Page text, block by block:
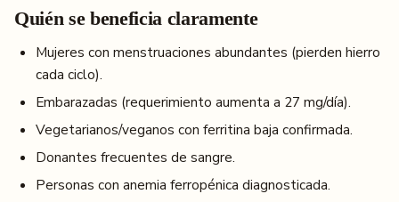
Quién se beneficia claramente
Mujeres con menstruaciones abundantes (pierden hierro
cada ciclo).
Embarazadas (requerimiento aumenta a 27 mg/día).
Vegetarianos/veganos con ferritina baja confirmada.
Donantes frecuentes de sangre.
Personas con anemia ferropénica diagnosticada.